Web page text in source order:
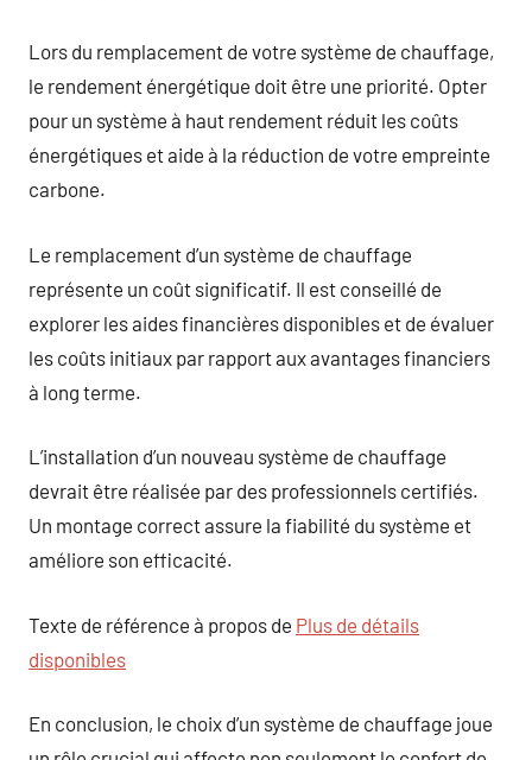
Lors du remplacement de votre système de chauffage,
le rendement énergétique doit être une priorité. Opter
pour un système à haut rendement réduit les coûts
énergétiques et aide à la réduction de votre empreinte
carbone.
Le remplacement d’un système de chauffage
représente un coût significatif. Il est conseillé de
explorer les aides financières disponibles et de évaluer
les coûts initiaux par rapport aux avantages financiers
à long terme.
L’installation d’un nouveau système de chauffage
devrait être réalisée par des professionnels certifiés.
Un montage correct assure la fiabilité du système et
améliore son efficacité.
Texte de référence à propos de Plus de détails
disponibles
En conclusion, le choix d’un système de chauffage joue